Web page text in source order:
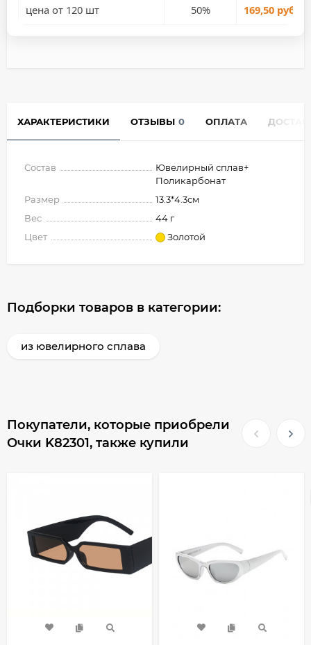
цена от 120 шт 50% 169,50 руб.
ХАРАКТЕРИСТИКИ ОТЗЫВЫ 0 ОПЛАТА
Состав
Ювелирный сплав+
Поликарбонат
Размер
13.3*4.3см
Вес
44 г
Цвет
Золотой
Подборки товаров в категории:
из ювелирного сплава
Покупатели, которые приобрели
Очки K82301, также купили